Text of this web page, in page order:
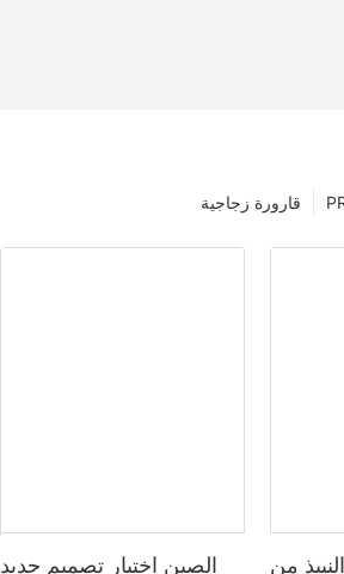
قارورة زجاجية
الصين اختيار تصميم جديد من